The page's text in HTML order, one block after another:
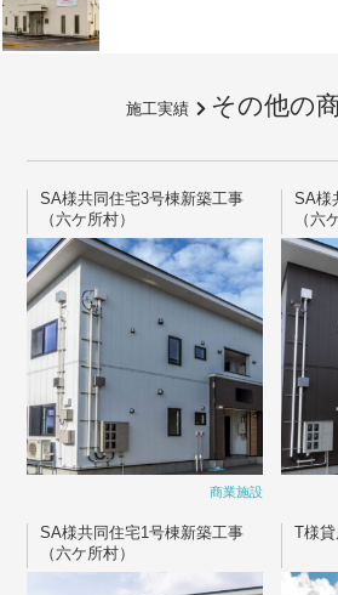
施工実績 その他の
SA様共同住宅3号棟新築工事
（六ケ所村）
商業施設
SA様
（六
SA様共同住宅1号棟新築工事
（六ケ所村）
T様貸